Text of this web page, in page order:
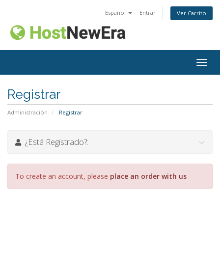
Español Entrar Ver Carrito
Registrar
Administración Registrar
¿Está Registrado?:
To create an account, please place an order with us